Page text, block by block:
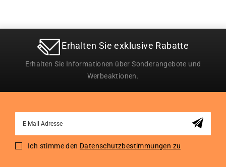
Erhalten Sie exklusive Rabatte
Erhalten Sie Informationen über Sonderangebote und
Werbeaktionen.
for
Ich stimme den Datenschutzbestimmungen zu